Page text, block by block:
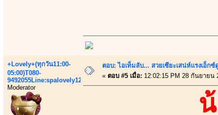
+Lovely+(ทุกวัน11:00-
05:00)T080-
9492055Line:spalovely123
Moderator
ตอบ: ไอเท็มลับ... สวยเซียะเสน่ห์แรงเอ็ก
« ตอบ #5 เมื่อ: 12:02:15 PM 28 กันยายน